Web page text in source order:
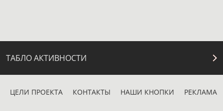
ТАБЛО АКТИВНОСТИ
ЦЕЛИ ПРОЕКТА КОНТАКТЫ НАШИ КНОПКИ РЕКЛАМА